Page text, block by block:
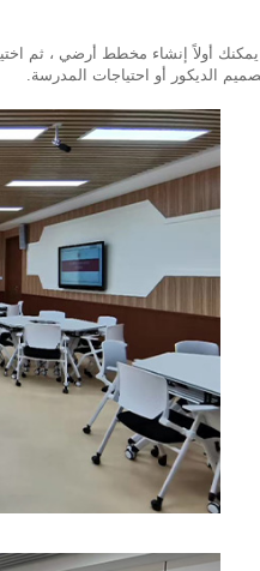
أولاً إنشاء مخطط أرضي ، ثم
الديكور أو احتياجات المدرسة.